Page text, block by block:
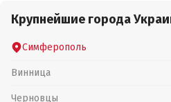
Крупнейшие города
Симферополь
Винница
Черновцы